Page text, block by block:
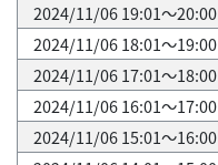
2024/11/06 19:01～20:00
2024/11/06 18:01～19:00
2024/11/06 17:01～18:00
2024/11/06 16:01～17:00
2024/11/06 15:01～16:00